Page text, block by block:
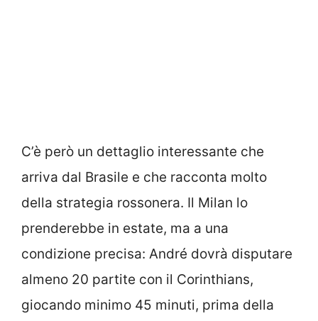
C’è però un dettaglio interessante che
arriva dal Brasile e che racconta molto
della strategia rossonera. Il Milan lo
prenderebbe in estate, ma a una
condizione precisa: André dovrà disputare
almeno 20 partite con il Corinthians,
giocando minimo 45 minuti, prima della